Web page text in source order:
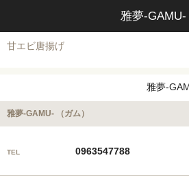
雅夢-GAMU-
甘エビ唐揚げ
雅夢-
雅夢-GAMU- （ガム）
TEL 0963547788